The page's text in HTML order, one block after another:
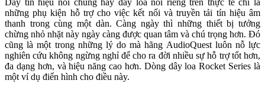
những phụ kiện hỗ trợ cho việc kết nối và truyền tải tín hiệu âm
thanh trong cùng một dàn. Càng ngày thì những thiết bị tưởng
chừng nhỏ nhặt này ngày càng được quan tâm và chú trọng hơn. Đó
cũng là một trong những lý do mà hãng AudioQuest luôn nỗ lực
nghiên cứu không ngừng nghỉ để cho ra đời nhiều sự hỗ trợ tốt hơn,
đa dạng hơn, và hiệu năng cao hơn. Dòng dây loa Rocket Series là
một ví dụ điển hình cho điều này.